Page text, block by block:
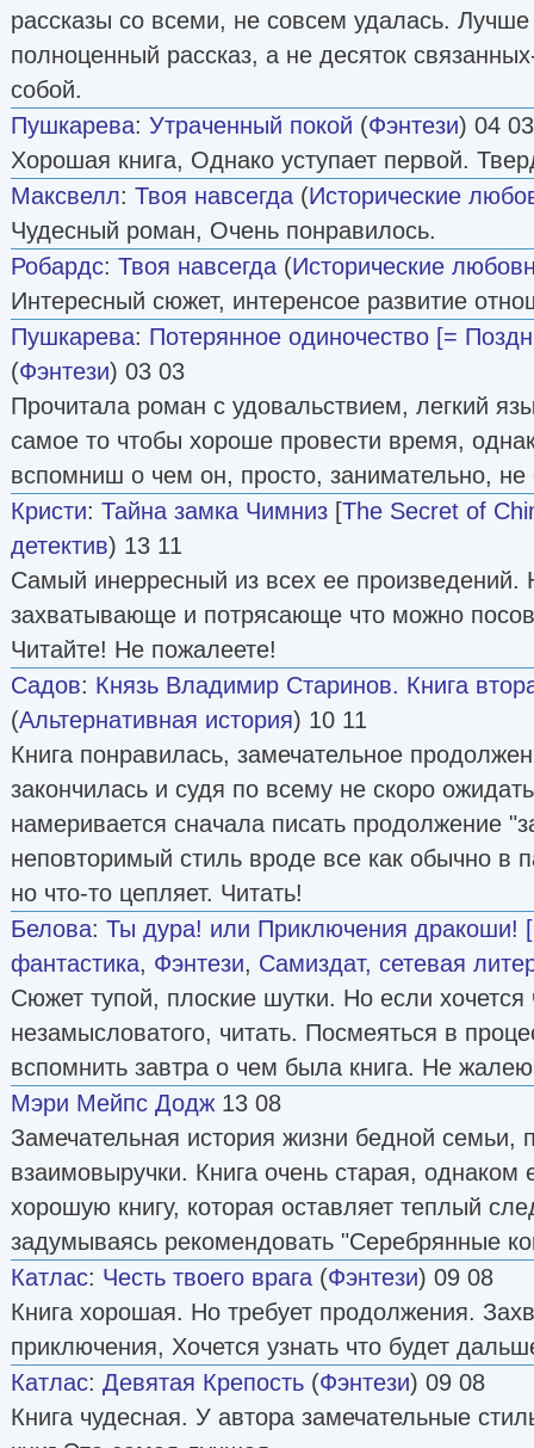
рассказы со всеми, не совсем удалась.
полноценный рассказ, а не десяток
собой.
Пушкарева: Утраченный покой (Фэнтези) 04 03
Хорошая книга, Однако уступает первой.
Максвелл: Твоя навсегда (Исторические
Чудесный роман, Очень понравилось.
Робардс: Твоя навсегда (Исторические
Интересный сюжет, интеренсое развитие
Пушкарева: Потерянное одиночество [=
(Фэнтези) 03 03
Прочитала роман с удовальствием, легкий
самое то чтобы хороше провести время,
вспомниш о чем он, просто, занимательно, не
Кристи: Тайна замка Чимниз [The Secret of
детектив) 13 11
Самый инерресный из всех ее произведений.
захватывающе и потрясающе что можно
Читайте! Не пожалеете!
Садов: Князь Владимир Старинов. Книга
(Альтернативная история) 10 11
Книга понравилась, замечательное
закончилась и судя по всему не скоро
намеривается сначала писать продолжение
неповторимый стиль вроде все как обычно в
но что-то цепляет. Читать!
Белова: Ты дура! или Приключения дракоши!
фантастика, Фэнтези, Самиздат, сетевая
Сюжет тупой, плоские шутки. Но если хочется
незамысловатого, читать. Посмеяться в
вспомнить завтра о чем была книга. Не
Мэри Мейпс Додж 13 08
Замечательная история жизни бедной семьи,
взаимовыручки. Книга очень старая, однаком
хорошую книгу, которая оставляет теплый
задумываясь рекомендовать "Серебрянные
Катлас: Честь твоего врага (Фэнтези) 09 08
Книга хорошая. Но требует продолжения.
приключения, Хочется узнать что будет
Катлас: Девятая Крепость (Фэнтези) 09 08
Книга чудесная. У автора замечательные